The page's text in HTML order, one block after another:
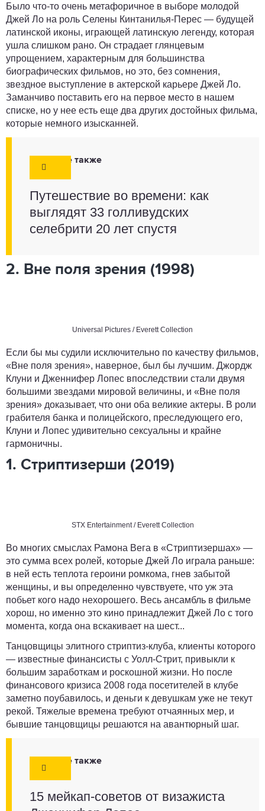
Было что-то очень метафоричное в выборе молодой
Джей Ло на роль Селены Кинтанилья-Перес — будущей
латинской иконы, играющей латинскую легенду, которая
ушла слишком рано. Он страдает глянцевым
упрощением, характерным для большинства
биографических фильмов, но это, без сомнения,
звездное выступление в актерской карьере Джей Ло.
Заманчиво поставить его на первое место в нашем
списке, но у нее есть еще два других достойных фильма,
которые немного изысканней.
Смотрите также
Путешествие во времени: как
выглядят 33 голливудских
селебрити 20 лет спустя
2. Вне поля зрения (1998)
Universal Pictures / Everett Collection
Если бы мы судили исключительно по качеству фильмов,
«Вне поля зрения», наверное, был бы лучшим. Джордж
Клуни и Дженнифер Лопес впоследствии стали двумя
большими звездами мировой величины, и «Вне поля
зрения» доказывает, что они оба великие актеры. В роли
грабителя банка и полицейского, преследующего его,
Клуни и Лопес удивительно сексуальны и крайне
гармоничны.
1. Стриптизерши (2019)
STX Entertainment / Everett Collection
Во многих смыслах Рамона Вега в «Стриптизершах» —
это сумма всех ролей, которые Джей Ло играла раньше:
в ней есть теплота героини ромкома, гнев забытой
женщины, и вы определенно чувствуете, что уж эта
побьет кого надо нехорошего. Весь ансамбль в фильме
хорош, но именно это кино принадлежит Джей Ло с того
момента, когда она вскакивает на шест...
Танцовщицы элитного стриптиз-клуба, клиенты которого
— известные финансисты с Уолл-Стрит, привыкли к
большим заработкам и роскошной жизни. Но после
финансового кризиса 2008 года посетителей в клубе
заметно поубавилось, и деньги к девушкам уже не текут
рекой. Тяжелые времена требуют отчаянных мер, и
бывшие танцовщицы решаются на авантюрный шаг.
Смотрите также
15 мейкап-советов от визажиста